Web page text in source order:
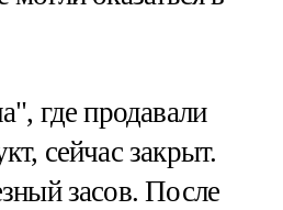
где продавали
сейчас закрыт.
засов. После